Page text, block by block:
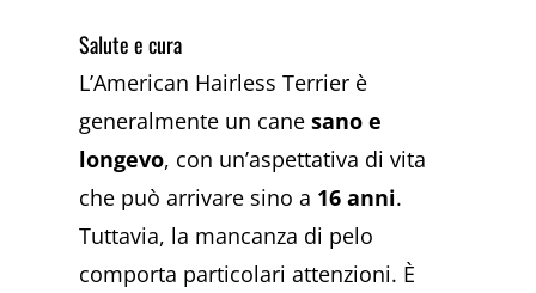
Salute e cura
L’American Hairless Terrier è
generalmente un canesano e
longevo, con un’aspettativa di vita
che può arrivare sino a 16 anni.
Tuttavia, la mancanza di pelo
comporta particolari attenzioni. È